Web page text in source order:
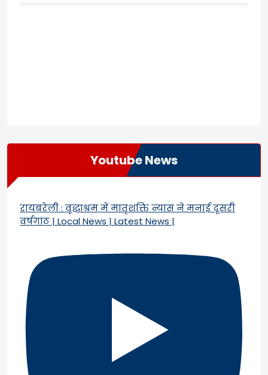
Youtube News
रायबरेली : वृद्धाश्रम में मातृशक्ति न्यास ने मनाई दूसरी
वर्षगांठ | Local News | Latest News |